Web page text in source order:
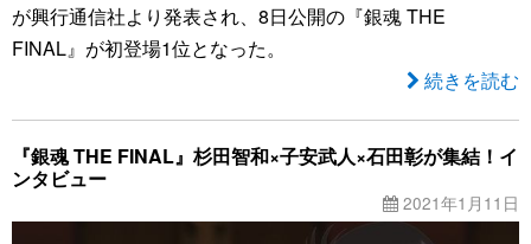
が興行通信社より発表され、8日公開の『銀魂 THE
FINAL』が初登場1位となった。
続きを読む
『銀魂 THE FINAL』杉田智和×子安武人×石田彰が集結！イ
ンタビュー
2021年1月11日